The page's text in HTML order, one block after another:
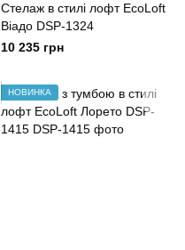
Стелаж в стилі лофт EcoLoft
Віадо DSP-1324
10 235 грн
НОВИНКА